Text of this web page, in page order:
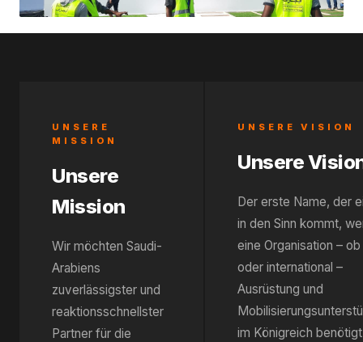
UNSERE
MISSION
Unsere
Mission
Wir möchten Saudi-
Arabiens
zuverlässigster und
reaktionsschnellster
Partner für die
UNSERE VISION
Unsere
Der erste Name, der
in den Sinn kommt,
eine Organisation –
oder international –
Ausrüstung und
im Königreich